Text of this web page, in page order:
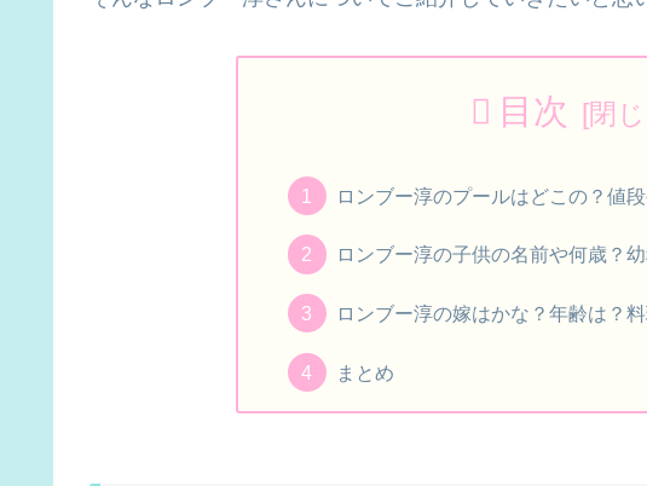
目次
ロンブー淳のプールはどこの？値
ロンブー淳の子供の名前や何歳？
ロンブー淳の嫁はかな？年齢は？
まとめ